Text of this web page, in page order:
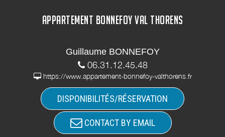
APPARTEMENT BONNEFOY VAL THORENS
Guillaume BONNEFOY
06.31.12.45.48
https://www.appartement-bonnefoy-valthorens.fr
DISPONIBILITÉS/RÉSERVATION
CONTACT BY EMAIL